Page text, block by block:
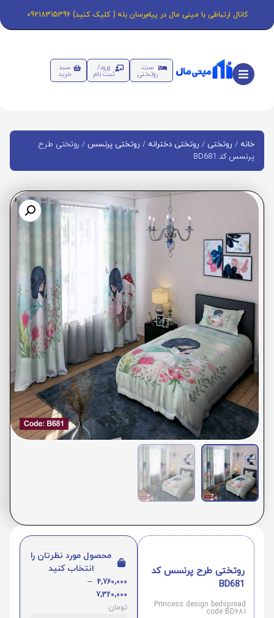
کانال ارتباطی با مینی مال در پیام‌رسان بله ( کلیک کنید) 09218315396
ست
روتختی
ورود/
ثبت نام
سبد
خرید
خانه / روتختی / روتختی دخترانه / روتختی پرنسس / روتختی طرح
پرنسس کد BD681
روتختی طرح پرنسس کد
BD681
Princess design bedspread
code BD681
محصول مورد نظرتان را
انتخاب کنید
4,760,000
–
7,320,000
تومان